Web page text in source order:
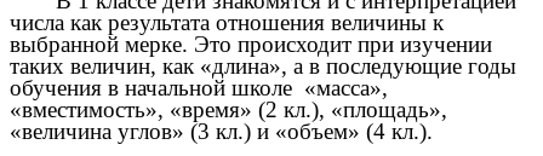
числа как результата отношения величины к
выбранной мерке. Это происходит при изучении
таких величин, как «длина», а в последующие годы
обучения в начальной школе «масса»,
«вместимость», «время» (2 кл.), «площадь»,
«величина углов» (3 кл.) и «объем» (4 кл.).